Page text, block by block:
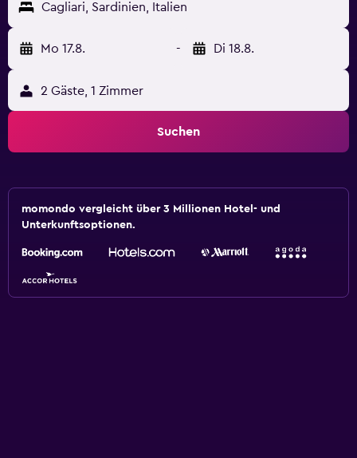
Cagliari, Sardinien, Italien
Mo 17.8. - Di 18.8.
2 Gäste, 1 Zimmer
Suchen
momondo vergleicht über 3 Millionen Hotel- und
Unterkunftsoptionen.